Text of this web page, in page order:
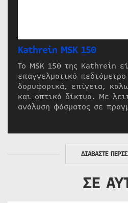
Kathrein MSK 150
Το MSK 150 της Kathrein
επαγγελματικό
δορυφορικά, επίγεια,
και οπτικά δίκτυα. Με
ανάλυση φάσματος σε
ΔΙΑΒΑΣΤΕ
ΣΕ